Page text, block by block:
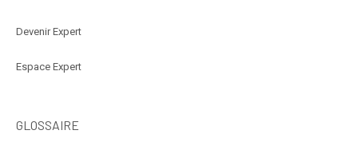
Devenir Expert
Espace Expert
GLOSSAIRE